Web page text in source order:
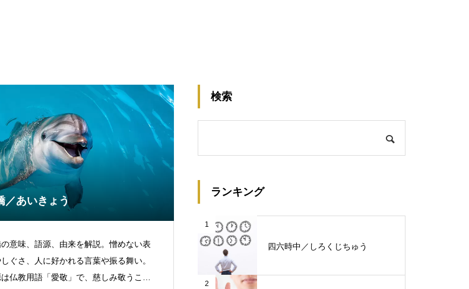
／あいきょう
意味、語源、由来を解説。憎めない表
ぐさ、人に好かれる言葉や振る舞い。
仏教用語「愛敬」で、慈しみ敬うこと
検索
ランキング
1
四六時中／しろくじちゅう
2